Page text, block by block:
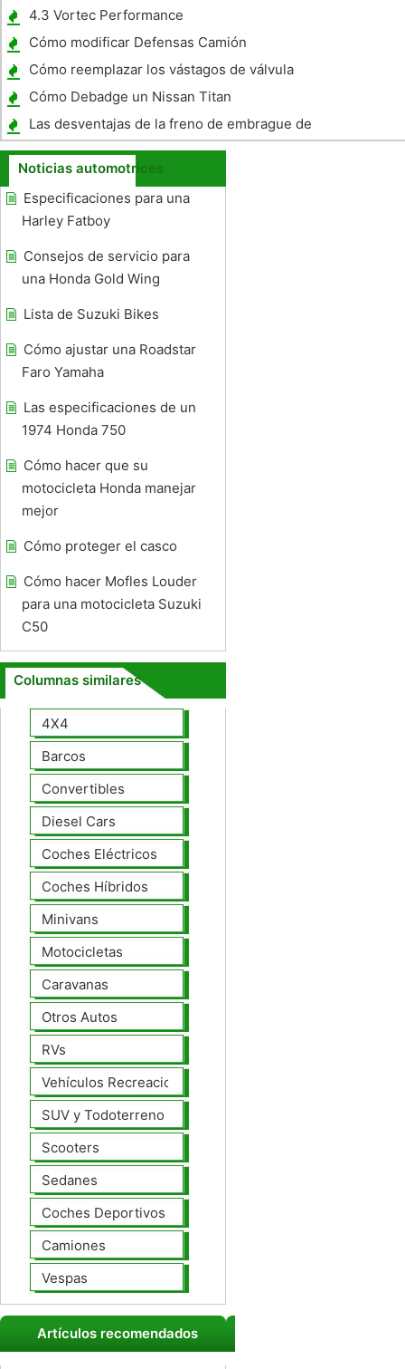
Mazda3
4.3 Vortec Performance
Cómo modificar Defensas Camión
Cómo reemplazar los vástagos de válvula
en un Honda Civic
Cómo Debadge un Nissan Titan
Las desventajas de la freno de embrague de
la hoja
Noticias automotrices
Especificaciones para una
Harley Fatboy
Consejos de servicio para
una Honda Gold Wing
Lista de Suzuki Bikes
Cómo ajustar una Roadstar
Faro Yamaha
Las especificaciones de un
1974 Honda 750
Cómo hacer que su
motocicleta Honda manejar
mejor
Cómo proteger el casco
Cómo hacer Mofles Louder
para una motocicleta Suzuki
C50
Columnas similares
4X4
Barcos
Convertibles
Diesel Cars
Coches Eléctricos
Coches Híbridos
Minivans
Motocicletas
Caravanas
Otros Autos
RVs
Vehículos Recreacionales
SUV y Todoterreno
Scooters
Sedanes
Coches Deportivos
Camiones
Vespas
Artículos recomendados